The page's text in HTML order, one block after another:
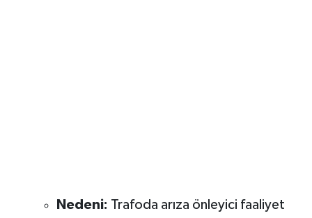
Nedeni: Trafoda arıza önleyici faaliyet